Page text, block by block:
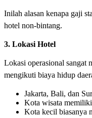
Inilah alasan kenapa gaji
hotel non-bintang.
3. Lokasi Hotel
Lokasi operasional sangat
mengikuti biaya hidup
Jakarta, Bali, dan
Kota wisata
Kota kecil biasanya